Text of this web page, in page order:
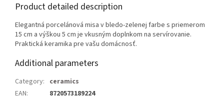
Product detailed description
Elegantná porcelánová misa v bledo-zelenej farbe s priemerom
15 cm a výškou 5 cm je vkusným doplnkom na servírovanie.
Praktická keramika pre vašu domácnosť.
Additional parameters
Category: ceramics
EAN: 8720573189224